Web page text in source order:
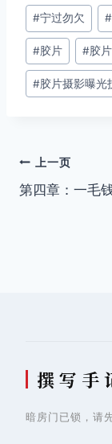
文
章
标
签：
#宁过勿欠 #
#胶片 #胶
#胶片摄影曝光
文
章
上一页
第四章：一毛
撰 写 手
暗房门已锁，请